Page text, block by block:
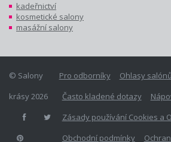
kadeřnictví
kosmetické salony
masážní salony
Pro odborníky Ohlasy
Často kladené dotazy
Zásady používání Cookies a
Obchodní podmínky
© Salony
krásy 2026